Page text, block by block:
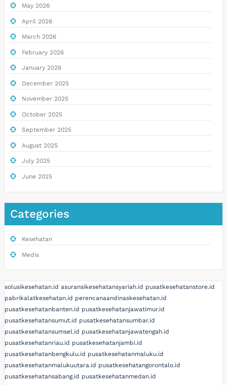
May 2026
April 2026
March 2026
February 2026
January 2026
December 2025
November 2025
October 2025
September 2025
August 2025
July 2025
June 2025
Categories
Kesehatan
Medis
solusikesehatan.id asuransikesehatansyariah.id pusatkesehatanstore.id
pabrikalatkesehatan.id perencanaandinaskesehatan.id
pusatkesehatanbanten.id pusatkesehatanjawatimur.id
pusatkesehatansumut.id pusatkesehatansumbar.id
pusatkesehatansumsel.id pusatkesehatanjawatengah.id
pusatkesehatanriau.id pusatkesehatanjambi.id
pusatkesehatanbengkulu.id pusatkesehatanmaluku.id
pusatkesehatanmalukuutara.id pusatkesehatangorontalo.id
pusatkesehatansabang.id pusatkesehatanmedan.id